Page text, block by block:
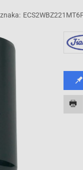
Fizičko lice